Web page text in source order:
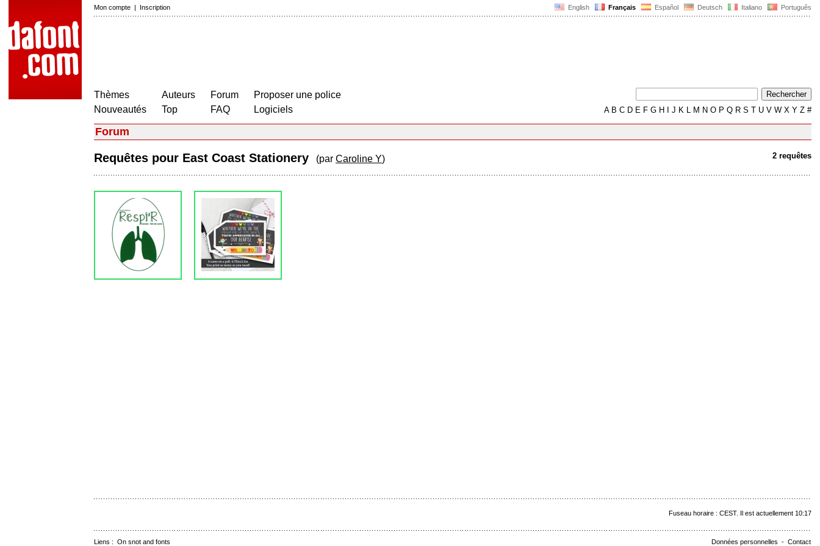
English Français Español Deutsch Italiano Português
Mon compte | Inscription
Thèmes
Nouveautés
Auteurs
Top
Forum
FAQ
Proposer une police
Logiciels
AB C D E F G H J K L M N O P Q R S T U V W X Y Z #
Forum
2 requêtes
Requêtes pour East Coast Stationery (par Caroline Y)
Fuseau horaire : CEST. Il est actuellement 10:17
Données personnelles - Contact
Liens : On snot and fonts